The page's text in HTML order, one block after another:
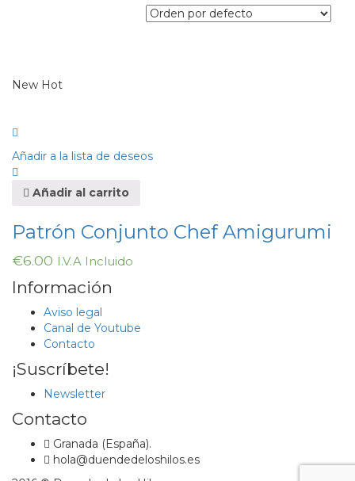
New Hot
Añadir a la lista de deseos
Añadir al carrito
Patrón Conjunto Chef Amigurumi
€6.00 I.V.A Incluido
Información
Aviso legal
Canal de Youtube
Contacto
¡Suscríbete!
Newsletter
Contacto
Granada (España).
hola@duendedeloshilos.es